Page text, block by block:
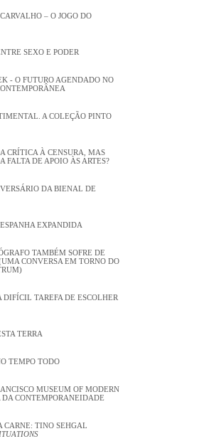
– O JOGO DO
SEXO E PODER
- O FUTURO AGENDADO NO
A COLEÇÃO PINTO
CRÍTICA À CENSURA, MAS
FALTA DE APOIO ÀS ARTES?
DA BIENAL DE
EXPANDIDA
TAMBÉM SOFRE DE
CONVERSA EM TORNO DO
DIFÍCIL TAREFA DE ESCOLHER
TERRA
TEMPO TODO
MUSEUM OF MODERN
DA CONTEMPORANEIDADE
CARNE: TINO SEHGAL